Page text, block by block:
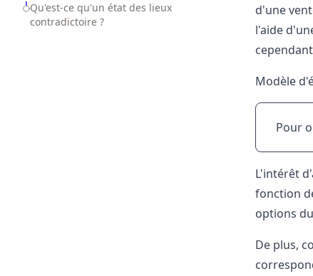
Qu'est-ce qu'un état des lieux
contradictoire ?
d'une
l'aide
Modèle
Pour
L'intérêt
fonction
options
De plus,